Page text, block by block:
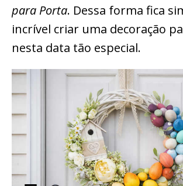
para Porta. Dessa forma fica
incrível criar uma decoração
nesta data tão especial.